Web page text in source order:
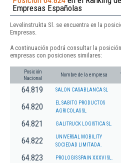
Empresas Españolas
Levelinstrukta Sl. se encuentra en la
Empresas.
A continuación podrá consultar la
empresas con posiciones similares:
Posición
Nacional
Nombre de la empresa
64.819 SALON CASABLANCA SL
64.820
EL SABITO PRODUCTOS
AGRICOLAS SL
64.821 GALITRUCK LOGISTICA SL.
64.822
UNIVERSAL MOBILITY
SOCIEDAD LIMITADA.
64.823 PROLOGIS SPAIN XXXVI SL.